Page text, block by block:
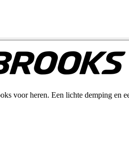
voor heren. Een lichte demping en